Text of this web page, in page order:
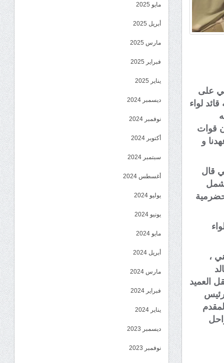
على
لواء
قوات
و
قال
،
العميد
مايو 2025
أبريل 2025
مارس 2025
فبراير 2025
يناير 2025
ديسمبر 2024
نوفمبر 2024
أكتوبر 2024
سبتمبر 2024
أغسطس 2024
يوليو 2024
يونيو 2024
مايو 2024
أبريل 2024
مارس 2024
فبراير 2024
يناير 2024
ديسمبر 2023
نوفمبر 2023